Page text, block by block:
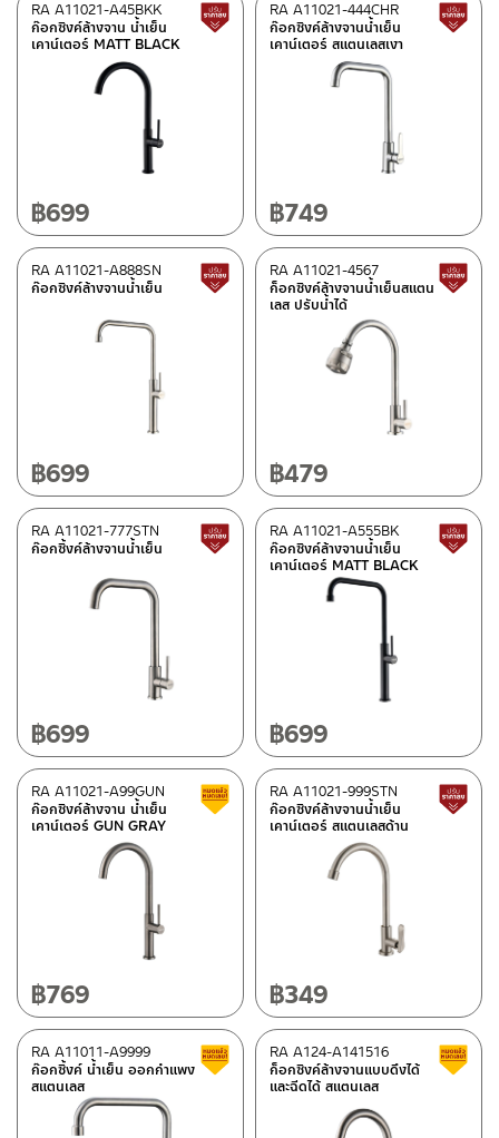
ก๊อกซิงค์ล้างจาน น้ำเย็น
เคาน์เตอร์ MATT BLACK
RA A11021-A45BKK Lower price tag
฿699
ก๊อกซิงค์ล้างจานน้ำเย็น
เคาน์เตอร์ สแตนเลสเงา
RA A11021-444CHR
฿749
ก๊อกซิงค์ล้างจานน้ำเย็น
RA A11021-A888SN Lower price tag
฿699
ก็อกซิงค์ล้างจานน้ำเย็นสแตน
เลส ปรับน้ำได้
RA A11021-4567
฿479
ก๊อกซิ้งค์ล้างจานน้ำเย็น
RA A11021-777STN Lower price tag
฿699
ก๊อกซิงค์ล้างจานน้ำเย็น
เคาน์เตอร์ MATT BLACK
RA A11021-A555BK
฿699
ก๊อกซิงค์ล้างจาน น้ำเย็น
เคาน์เตอร์ GUN GRAY
RA A11021-A99GUN Clearance sale
฿769
ก๊อกซิงค์ล้างจานน้ำเย็น
เคาน์เตอร์ สแตนเลสด้าน
RA A11021-999STN
฿349
ก๊อกซิ้งค์ น้ำเย็น ออกกำแพง
สแตนเลส
RA A11011-A9999 Clearance sale
ก็อกซิงค์ล้างจานแบบดึงได้
และฉีดได้ สแตนเลส
RA A124-A141516